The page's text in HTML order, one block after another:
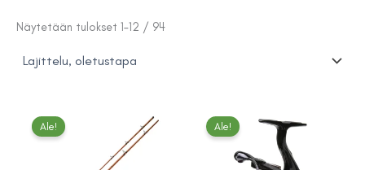
Näytetään tulokset 1–12 / 94
Ale! Ale!